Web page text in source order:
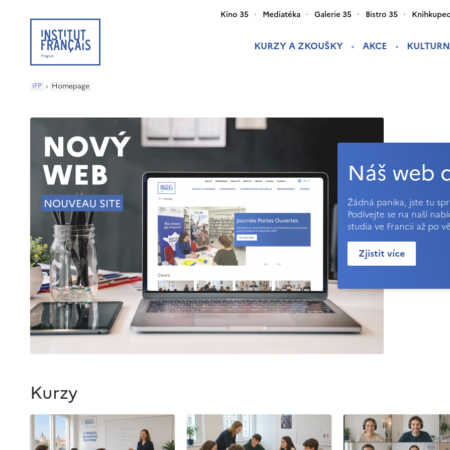
KURZY A ZKOUŠKY AKCE
Kino 35 Mediatéka Galerie 35 Bistro 35
IFP › Homepage
Náš web
Žádná panika, jste tu
Podívejte se na naší
studia ve Francii až po
Zjistit více
Kurzy